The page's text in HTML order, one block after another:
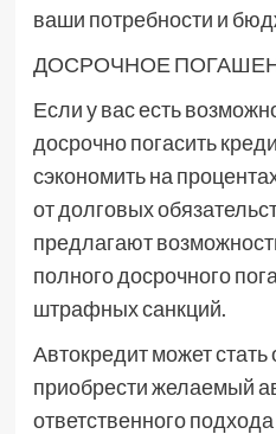
ваши потребности и
ДОСРОЧНОЕ
Если у вас есть
досрочно погасить
сэкономить на
от долговых
предлагают
полного досрочного
штрафных санкций.
Автокредит может
приобрести желаемый
ответственного